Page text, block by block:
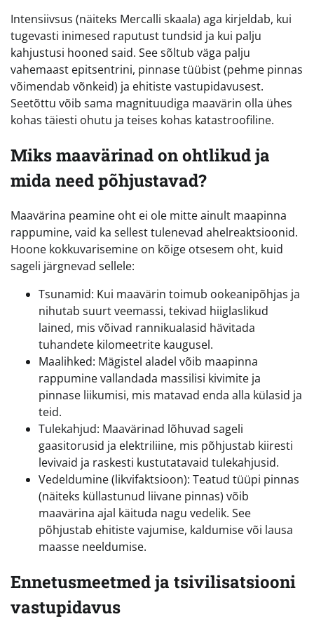
Intensiivsus (näiteks Mercalli skaala) aga kirjeldab, kui
tugevasti inimesed raputust tundsid ja kui palju
kahjustusi hooned said. See sõltub väga palju
vahemaast epitsentrini, pinnase tüübist (pehme pinnas
võimendab võnkeid) ja ehitiste vastupidavusest.
Seetõttu võib sama magnituudiga maavärin olla ühes
kohas täiesti ohutu ja teises kohas katastroofiline.
Miks maavärinad on ohtlikud ja
mida need põhjustavad?
Maavärina peamine oht ei ole mitte ainult maapinna
rappumine, vaid ka sellest tulenevad ahelreaktsioonid.
Hoone kokkuvarisemine on kõige otsesem oht, kuid
sageli järgnevad sellele:
Tsunamid: Kui maavärin toimub ookeanipõhjas ja
nihutab suurt veemassi, tekivad hiiglaslikud
lained, mis võivad rannikualasid hävitada
tuhandete kilomeetrite kaugusel.
Maalihked: Mägistel aladel võib maapinna
rappumine vallandada massilisi kivimite ja
pinnase liikumisi, mis matavad enda alla külasid ja
teid.
Tulekahjud: Maavärinad lõhuvad sageli
gaasitorusid ja elektriliine, mis põhjustab kiiresti
levivaid ja raskesti kustutatavaid tulekahjusid.
Vedeldumine (likvifaktsioon): Teatud tüüpi pinnas
(näiteks küllastunud liivane pinnas) võib
maavärina ajal käituda nagu vedelik. See
põhjustab ehitiste vajumise, kaldumise või lausa
maasse neeldumise.
Ennetusmeetmed ja tsivilisatsiooni
vastupidavus